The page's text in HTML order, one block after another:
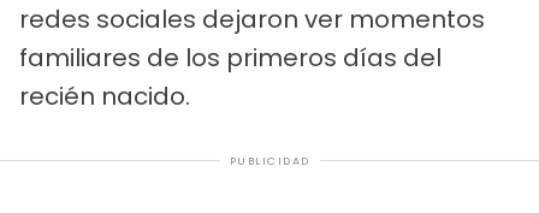
redes sociales dejaron ver momentos
familiares de los primeros días del
recién nacido.
PUBLICIDAD